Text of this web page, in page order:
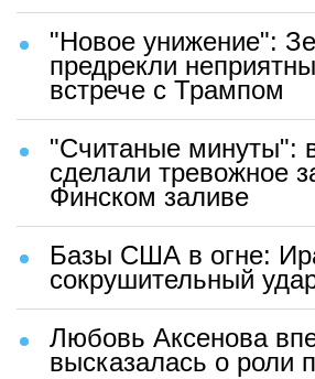
"Новое унижение":
предрекли
встрече с Трампом
"Считаные минуты":
сделали тревожное
Финском заливе
Базы США в огне:
сокрушительный
Любовь Аксенова
высказалась о роли